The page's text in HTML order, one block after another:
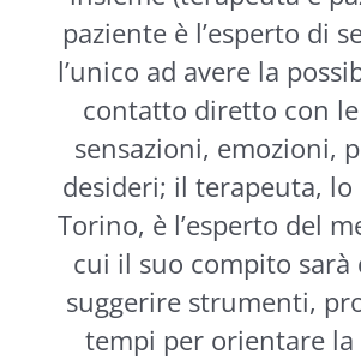
paziente è l’esperto di
l’unico ad avere la
contatto diretto con
sensazioni, emozioni,
desideri; il terapeuta, lo
Torino, è l’esperto del
cui il suo compito sarà
suggerire strumenti,
tempi per orientare la